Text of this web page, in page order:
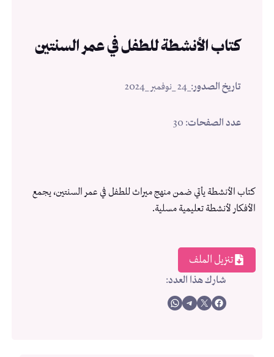
كتاب الأنشطة للطفل في عمر السنتين
تاريخ الصدور: _24 _نوفمبر _2024
عدد الصفحات: 30
كتاب الأنشطة يأتي ضمن منهج ميراث للطفل في عمر السنتين، يجمع
الأفكار لأنشطة تعليمية مسلية.
تنزيل الملف
شارك هذا العدد:
Share on Facebook
Share on X
Share on Telegram
Share on WhatsApp